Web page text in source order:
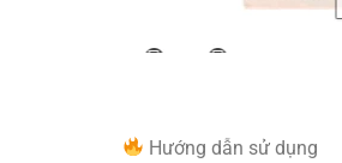
Hướng dẫn sử dụng